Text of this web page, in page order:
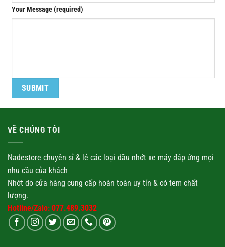
Your Message (required)
VỀ CHÚNG TÔI
Nadestore chuyên sỉ & lẻ các loại dầu nhớt xe máy đáp ứng mọi
nhu cầu của khách
Nhớt do cửa hàng cung cấp hoàn toàn uy tín & có tem chất
lượng.
Hotline/Zalo: 077.489.3032